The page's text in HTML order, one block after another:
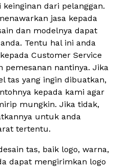
dari pelanggan.
jasa kepada
dan modelnya dapat
Tentu hal ini anda
Customer Service
pemesanan nantinya. Jika
tas yang ingin dibuatkan,
kepada kami agar
mungkin. Jika tidak,
untuk anda
tertentu.
tas, baik logo, warna,
dapat mengirimkan logo